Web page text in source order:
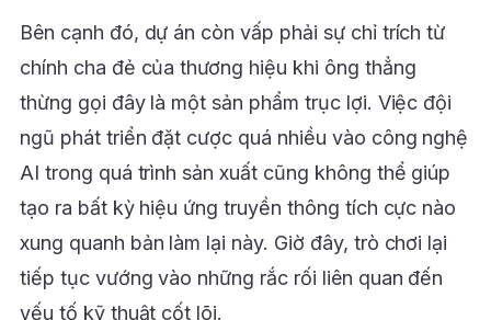
Bên cạnh đó, dự án còn vấp phải sự chỉ trích từ
chính cha đẻ của thương hiệu khi ông thẳng
thừng gọi đây là một sản phẩm trục lợi. Việc đội
ngũ phát triển đặt cược quá nhiều vào công nghệ
AI trong quá trình sản xuất cũng không thể giúp
tạo ra bất kỳ hiệu ứng truyền thông tích cực nào
xung quanh bản làm lại này. Giờ đây, trò chơi lại
tiếp tục vướng vào những rắc rối liên quan đến
yếu tố kỹ thuật cốt lõi.